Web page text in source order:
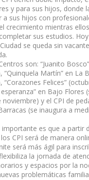
y para sus hijos, donde
a sus hijos con
crecimiento mientras
sus estudios.
se queda sin
son: “Juanito
“Quinquela Martín” en La
“Corazones Felices”
en Bajo Flores
noviembre) y el ⁠CPI de
(se inaugura a
es que a partir
CPI será de manera
será más ágil para
la jornada de
y espacios por la
problemáticas